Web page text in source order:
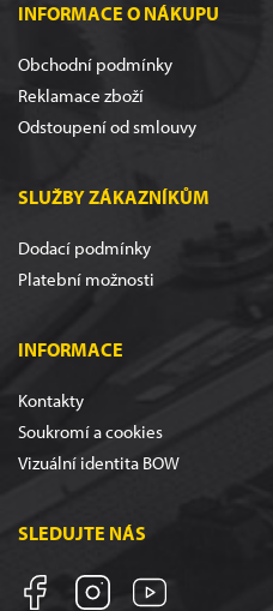
INFORMACE O NÁKUPU
Obchodní podmínky
Reklamace zboží
Odstoupení od smlouvy
SLUŽBY ZÁKAZNÍKŮM
Dodací podmínky
Platební možnosti
INFORMACE
Kontakty
Soukromí a cookies
Vizuální identita BOW
SLEDUJTE NÁS